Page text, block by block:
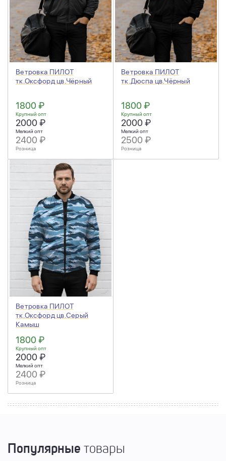
Ветровка ПИЛОТ
тк.Оксфорд цв.Чёрный
1800 ₽
Крупный опт
2000 ₽
Мелкий опт
2400 ₽
Розница
Ветровка ПИЛОТ
тк.Дюспа цв.Чёрный
1800 ₽
Крупный опт
2000 ₽
Мелкий опт
2500 ₽
Розница
Ветровка ПИЛОТ
тк.Оксфорд цв.Серый
Камыш
1800 ₽
Крупный опт
2000 ₽
Мелкий опт
2400 ₽
Розница
Популярные товары